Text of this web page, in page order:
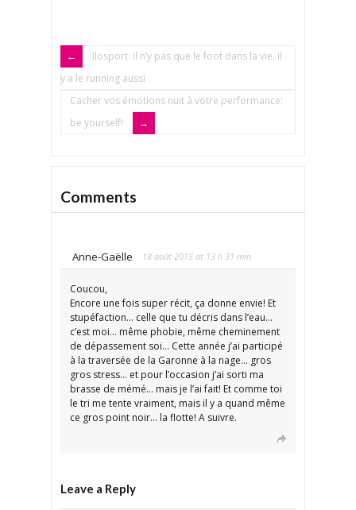
Ilosport: il n’y pas que le foot dans la vie, il
y a le running aussi
Cacher vos émotions nuit à votre performance:
be yourself!
Comments
Anne-Gaëlle 18 août 2015 at 13 h 31 min
Coucou,
Encore une fois super récit, ça donne envie! Et
stupéfaction… celle que tu décris dans l’eau…
c’est moi… même phobie, même cheminement
de dépassement soi… Cette année j’ai participé
à la traversée de la Garonne à la nage… gros
gros stress… et pour l’occasion j’ai sorti ma
brasse de mémé… mais je l’ai fait! Et comme toi
le tri me tente vraiment, mais il y a quand même
ce gros point noir… la flotte! A suivre.
Leave a Reply